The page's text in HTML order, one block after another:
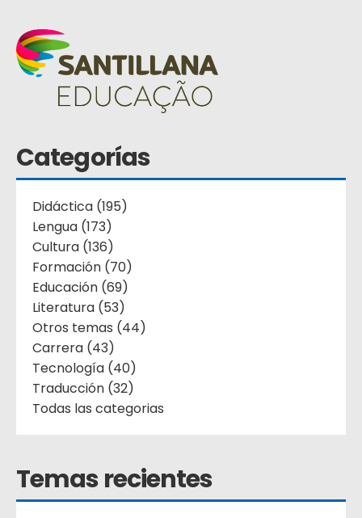
Categorías
Didáctica (195)
Lengua (173)
Cultura (136)
Formación (70)
Educación (69)
Literatura (53)
Otros temas (44)
Carrera (43)
Tecnología (40)
Traducción (32)
Todas las categorias
Temas recientes